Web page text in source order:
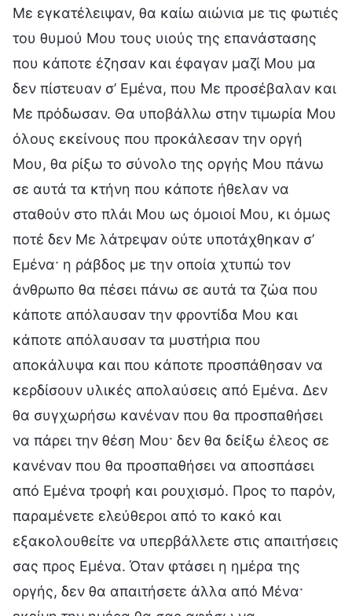
Με εγκατέλειψαν, θα καίω αιώνια με τις φωτιές
του θυμού Μου τους υιούς της επανάστασης
που κάποτε έζησαν και έφαγαν μαζί Μου μα
δεν πίστευαν σ’ Εμένα, που Με προσέβαλαν και
Με πρόδωσαν. Θα υποβάλλω στην τιμωρία Μου
όλους εκείνους που προκάλεσαν την οργή
Μου, θα ρίξω το σύνολο της οργής Μου πάνω
σε αυτά τα κτήνη που κάποτε ήθελαν να
σταθούν στο πλάι Μου ως όμοιοί Μου, κι όμως
ποτέ δεν Με λάτρεψαν ούτε υποτάχθηκαν σ’
Εμένα· η ράβδος με την οποία χτυπώ τον
άνθρωπο θα πέσει πάνω σε αυτά τα ζώα που
κάποτε απόλαυσαν την φροντίδα Μου και
κάποτε απόλαυσαν τα μυστήρια που
αποκάλυψα και που κάποτε προσπάθησαν να
κερδίσουν υλικές απολαύσεις από Εμένα. Δεν
θα συγχωρήσω κανέναν που θα προσπαθήσει
να πάρει την θέση Μου· δεν θα δείξω έλεος σε
κανέναν που θα προσπαθήσει να αποσπάσει
από Εμένα τροφή και ρουχισμό. Προς το παρόν,
παραμένετε ελεύθεροι από το κακό και
εξακολουθείτε να υπερβάλλετε στις απαιτήσεις
σας προς Εμένα. Όταν φτάσει η ημέρα της
οργής, δεν θα απαιτήσετε άλλα από Μένα·